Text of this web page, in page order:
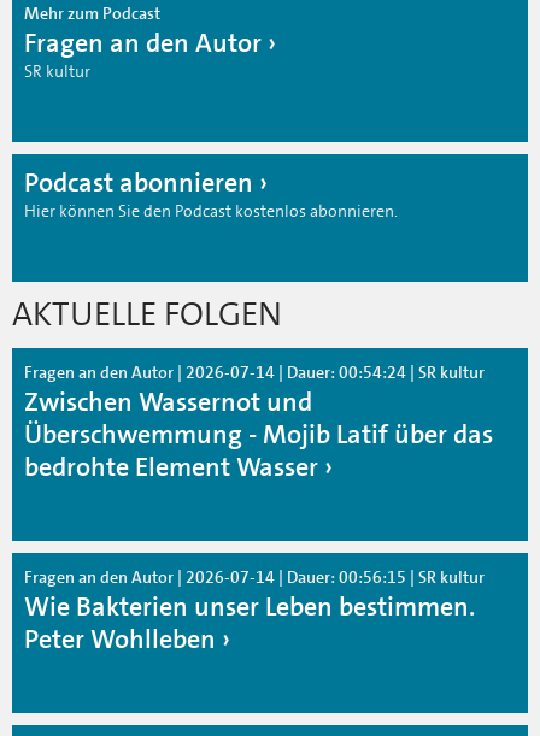
Mehr zum Podcast
Fragen an den Autor
SR kultur
Podcast abonnieren
Hier können Sie den Podcast kostenlos abonnieren.
AKTUELLE FOLGEN
Fragen an den Autor | 2026-07-14 | Dauer: 00:54:24 | SR kultur
Zwischen Wassernot und
Überschwemmung - Mojib Latif über das
bedrohte Element Wasser
Fragen an den Autor | 2026-07-14 | Dauer: 00:56:15 | SR kultur
Wie Bakterien unser Leben bestimmen.
Peter Wohlleben